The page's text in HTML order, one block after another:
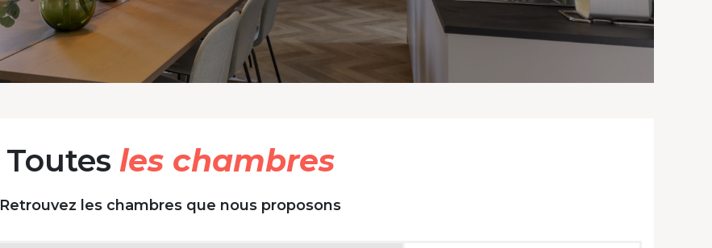
Toutes les chambres
Retrouvez les chambres que nous proposons